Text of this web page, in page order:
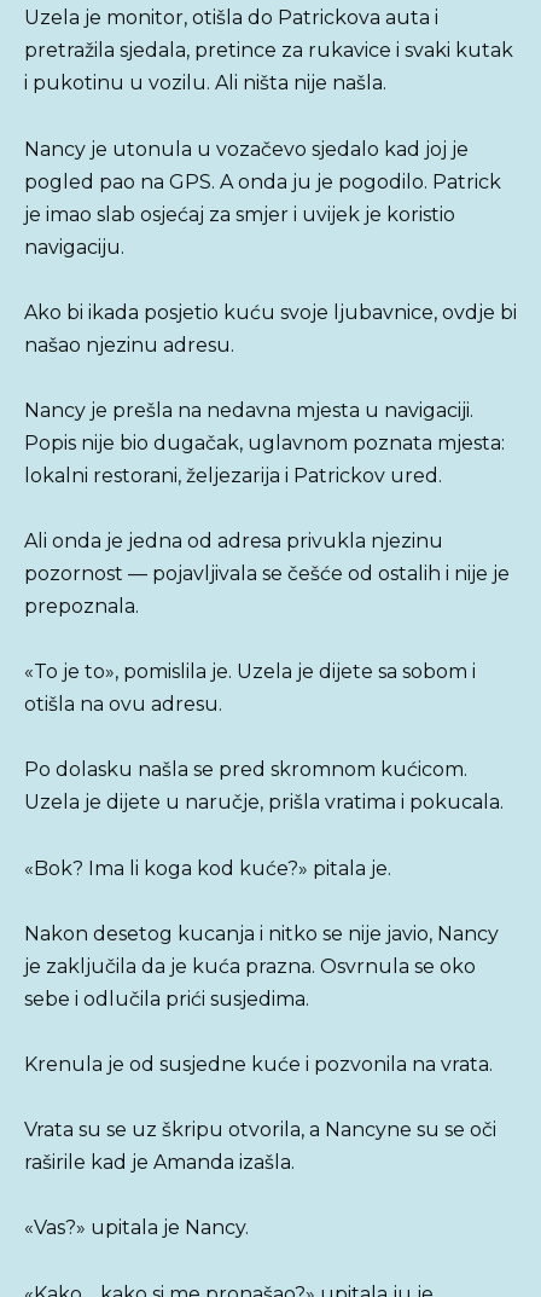
Uzela je monitor, otišla do Patrickova auta i
pretražila sjedala, pretince za rukavice i svaki kutak
i pukotinu u vozilu. Ali ništa nije našla.
Nancy je utonula u vozačevo sjedalo kad joj je
pogled pao na GPS. A onda ju je pogodilo. Patrick
je imao slab osjećaj za smjer i uvijek je koristio
navigaciju.
Ako bi ikada posjetio kuću svoje ljubavnice, ovdje bi
našao njezinu adresu.
Nancy je prešla na nedavna mjesta u navigaciji.
Popis nije bio dugačak, uglavnom poznata mjesta:
lokalni restorani, željezarija i Patrickov ured.
Ali onda je jedna od adresa privukla njezinu
pozornost — pojavljivala se češće od ostalih i nije je
prepoznala.
«To je to», pomislila je. Uzela je dijete sa sobom i
otišla na ovu adresu.
Po dolasku našla se pred skromnom kućicom.
Uzela je dijete u naručje, prišla vratima i pokucala.
«Bok? Ima li koga kod kuće?» pitala je.
Nakon desetog kucanja i nitko se nije javio, Nancy
je zaključila da je kuća prazna. Osvrnula se oko
sebe i odlučila prići susjedima.
Krenula je od susjedne kuće i pozvonila na vrata.
Vrata su se uz škripu otvorila, a Nancyne su se oči
raširile kad je Amanda izašla.
«Vas?» upitala je Nancy.